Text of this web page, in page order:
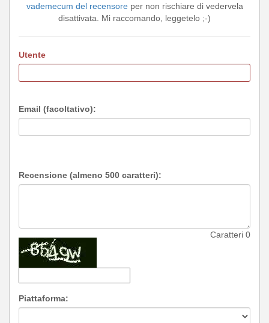
vademecum del recensoreper non rischiare di vedervela
disattivata. Mi raccomando, leggetelo ;-)
Utente
Email (facoltativo):
Recensione (almeno 500 caratteri):
Caratteri 0
Piattaforma: